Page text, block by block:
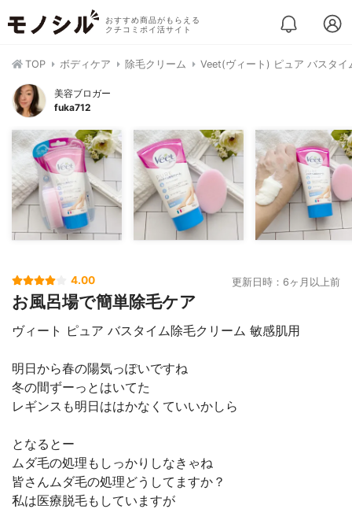
おすすめ商品がもらえる
クチコミポイ活サイト
TOP ボディケア 除毛クリーム Veet(ヴィート) ピュア バスタイ
美容ブロガー
fuka712
4.00 更新日時：6ヶ月以上前
お風呂場で簡単除毛ケア
ヴィート ピュア バスタイム除毛クリーム 敏感肌用
明日から春の陽気っぽいですね
冬の間ずーっとはいてた
レギンスも明日ははかなくていいかしら
となるとー
ムダ毛の処理もしっかりしなきゃね
皆さんムダ毛の処理どうしてますか？
私は医療脱毛もしていますが